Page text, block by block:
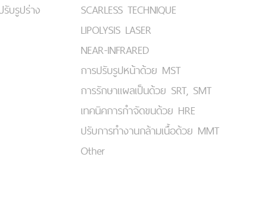
บรูปร่าง
SCARLESS TECHNIQUE
LIPOLYSIS LASER
NEAR-INFRARED
การปรับรูปหน้าด้วย MST
การรักษาแผลเป็นด้วย SRT, SMT
เทคนิคการกำจัดขนด้วย HRE
ปรับการทำงานกล้ามเนื้อด้วย MMT
Other